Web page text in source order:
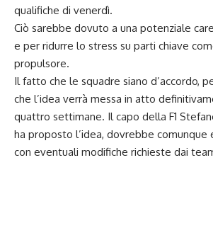
qualifiche di venerdì.
Ciò sarebbe dovuto a una potenziale
e per ridurre lo stress su parti chiave
propulsore.
Il fatto che le squadre siano d’accordo,
che l’idea verrà messa in atto
quattro settimane. Il capo della F1
ha proposto l’idea, dovrebbe comunque
con eventuali modifiche richieste dai